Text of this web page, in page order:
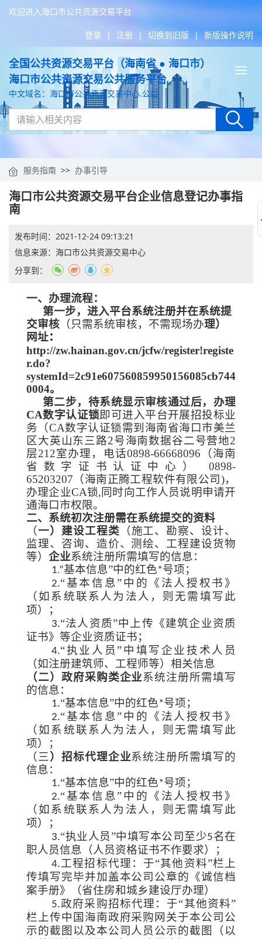
欢迎进入海口市公共资源交易平台
登录 | 注册 | 切换到旧版 | 新版操作说明
全国公共资源交易平台（海南省 ● 海口市）
海口市公共资源交易公共服务平台
中文域名：海口市公共资源交易中心.公益
服务指南 >> 办事引导
海口市公共资源交易平台企业信息登记办事指
南
发布时间： 2021-12-24 09:13:21
信息来源： 海口市公共资源交易中心
分享到：
一、办理流程：
第一步，进入平台系统注册并在系统提
交审核 （只需系统审核，不需现场办理）
网址：
http://zw.hainan.gov.cn/jcfw/register!registe
r.do?
systemId=2c91e607560859950156085cb744
0004。
第二步，待系统显示审核通过后，办理
CA数字认证锁即可进入平台开展招投标业
务（CA数字认证锁需到海南省海口市美兰
区大英山东三路2号海南数据谷二号营地2
层212室办理，电话0898-66668096（海南
省数字证书认证中心） 0898-
65203207（海南正腾工程软件有限公司)，
办理企业CA锁,同时向工作人员说明申请开
通海口市权限。
二、系统初次注册需在系统提交的资料
（一）建设工程类 （施工、勘察、设计、
监理、 咨询、造价、测绘、工程建设货物
等） 企业系统注册所需填写的信息：
1.“基本信息”中的红色*号项；
2.“基本信息” 中的《法人授权书》
（如系统联系人为法人，则无需填写此
项）；
3.“法人资质”中上传《建筑企业资质
证书》等企业资质证书；
4.“执业人员” 中填写企业技术人员
（如注册建筑师、工程师等）相关信息
（二）政府采购类企业系统注册所需填写
的信息：
1.“基本信息”中的红色*号项；
2.“基本信息” 中的《法人授权书》
（如系统联系人为法人，则无需填写此
项）；
（三 ）招标代理企业系统注册所需填写的
信息：
1.“基本信息”中的红色*号项；
2.“基本信息” 中的《法人授权书》
（如系统联系人为法人，则无需填写此
项）；
3.“执业人员”中填写本公司至少5名在
职人员信息（人员资格证书不作要求）；
4.工程招标代理：于“其他资料”栏上
传填写完毕并加盖本公司公章的《诚信档
案手册》（省住房和城乡建设厅办理）
5.政府采购招标代理：于“其他资料”
栏上传中国海南政府采购网关于本公司公
示的截图以及本公司人员公示的截图（以